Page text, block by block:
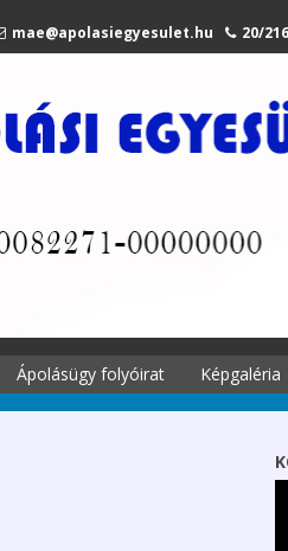
mae@apolasiegyesulet.hu 20/
Ápolásügy folyóirat Képgaléria